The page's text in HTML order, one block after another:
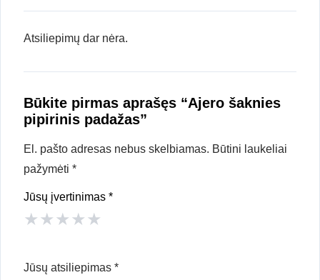
Atsiliepimų dar nėra.
Būkite pirmas aprašęs “Ajero šaknies
pipirinis padažas”
El. pašto adresas nebus skelbiamas. Būtini laukeliai
pažymėti *
Jūsų įvertinimas *
★★★★★
Jūsų atsiliepimas *